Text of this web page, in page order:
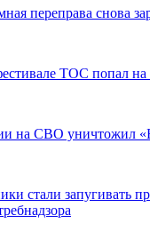
переправа снова
ТОС попал на
на СВО уничтожил
стали запугивать